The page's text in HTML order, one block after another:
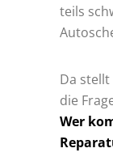
teils
Da
die
Wer